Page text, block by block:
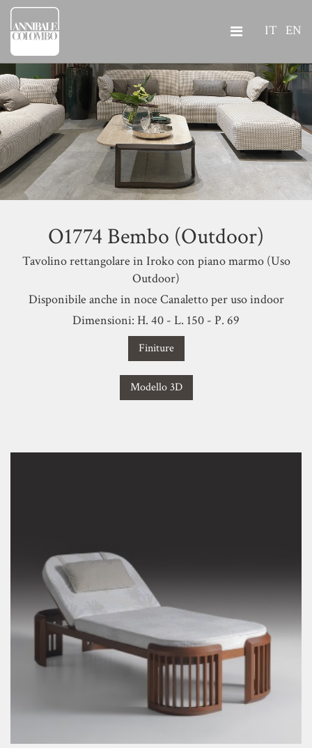
IT EN
O1774 Bembo (Outdoor)
Tavolino rettangolare in Iroko con piano marmo (Uso
Outdoor)
Disponibile anche in noce Canaletto per uso indoor
Dimensioni: H. 40 - L. 150 - P. 69
Finiture
Modello 3D